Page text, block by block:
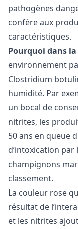
pathogènes
confère aux
caractéristiques.
Pourquoi dans
environnement
Clostridium
humidité. Par
un bocal de
nitrites, les
50 ans en queue
d’intoxication
champignons
classement.
La couleur rose
résultat de
et les nitrites